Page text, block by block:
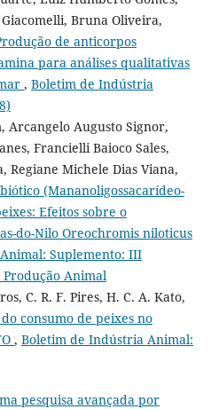
Bruna Oliveira,
de anticorpos
para análises qualitativas
, Boletim de Indústria
Arcangelo Augusto Signor,
Francielli Baioco Sales,
Regiane Michele Dias Viana,
(Mananoligossacarídeo-
Efeitos sobre o
do-Nilo Oreochromis niloticus
Suplemento: III
Animal
C. R. F. Pires, H. C. A. Kato,
consumo de peixes no
, Boletim de Indústria Animal:
pesquisa avançada por